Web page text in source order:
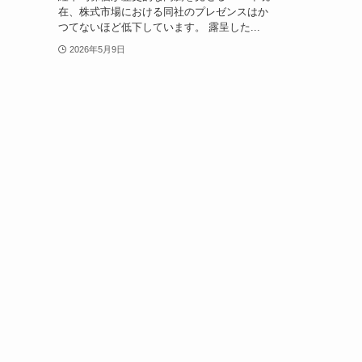
在、株式市場における同社のプレゼンスはか
つてないほど低下しています。 露呈した...
2026年5月9日